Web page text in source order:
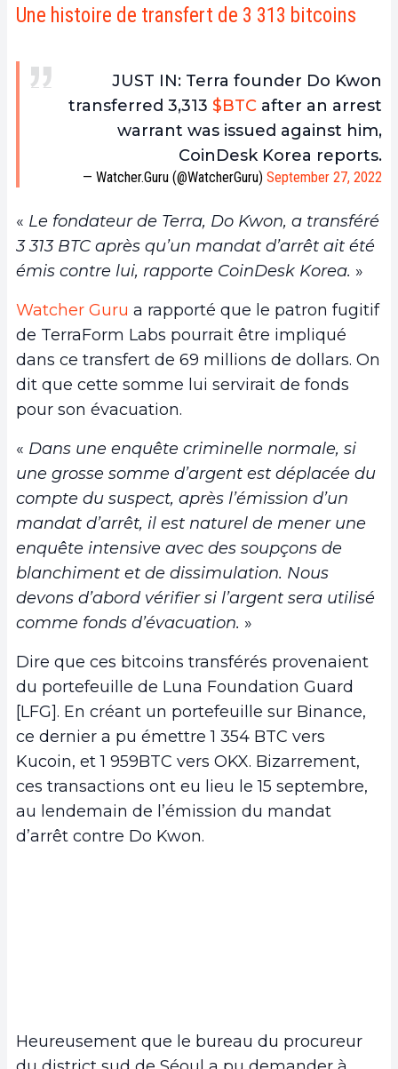
Une histoire de transfert de 3 313 bitcoins
JUST IN: Terra founder Do Kwon
transferred 3,313 $BTC after an arrest
warrant was issued against him,
CoinDesk Korea reports.
— Watcher.Guru (@WatcherGuru) September 27, 2022
« Le fondateur de Terra, Do Kwon, a transféré
3 313 BTC après qu’un mandat d’arrêt ait été
émis contre lui, rapporte CoinDesk Korea. »
Watcher Guru a rapporté que le patron fugitif
de TerraForm Labs pourrait être impliqué
dans ce transfert de 69 millions de dollars. On
dit que cette somme lui servirait de fonds
pour son évacuation.
« Dans une enquête criminelle normale, si
une grosse somme d’argent est déplacée du
compte du suspect, après l’émission d’un
mandat d’arrêt, il est naturel de mener une
enquête intensive avec des soupçons de
blanchiment et de dissimulation. Nous
devons d’abord vérifier si l’argent sera utilisé
comme fonds d’évacuation. »
Dire que ces bitcoins transférés provenaient
du portefeuille de Luna Foundation Guard
[LFG]. En créant un portefeuille sur Binance,
ce dernier a pu émettre 1 354 BTC vers
Kucoin, et 1 959BTC vers OKX. Bizarrement,
ces transactions ont eu lieu le 15 septembre,
au lendemain de l’émission du mandat
d’arrêt contre Do Kwon.
Heureusement que le bureau du procureur